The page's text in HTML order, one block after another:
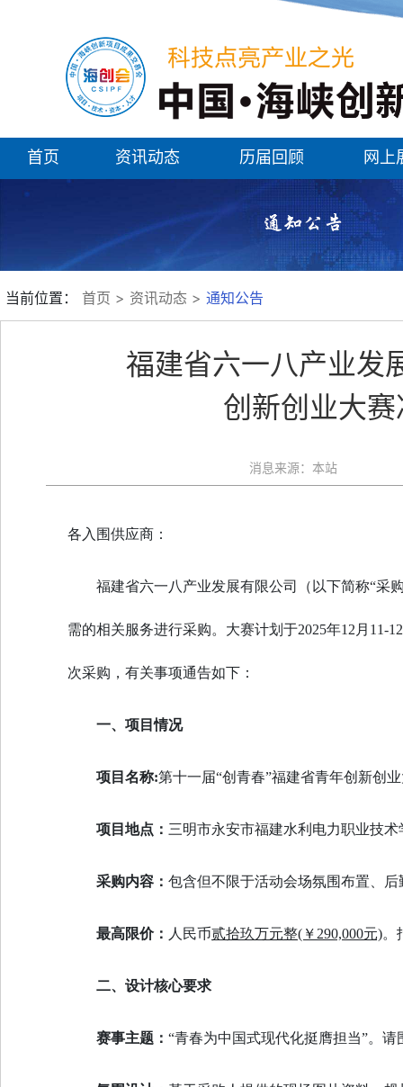
首页 资讯动态 历届回顾 网上
当前位置： 首页 > 资讯动态 > 通知公告
福建省六一八产业发
创新创业大
消息来源：本站
各入围供应商：
福建省六一八产业发展有限公司（以下简称“采
需的相关服务进行采购。大赛计划于2025年12月11-
次采购，有关事项通告如下：
一、项目情况
项目名称:第十一届“创青春”福建省青年创新创
项目地点： 三明市永安市福建水利电力职业技术
采购内容： 包含但不限于活动会场氛围布置、
最高限价： 人民币贰拾玖万元整(￥290,000元)。
二、设计核心要求
赛事主题： “青春为中国式现代化挺膺担当”。